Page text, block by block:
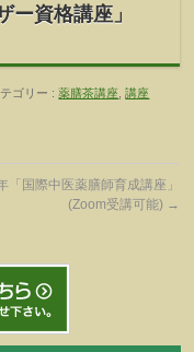
ー資格講座」
ゴリー :薬膳茶講座 ,講座
「国際中医薬膳師育成講座」
(Zoom受講可能) →